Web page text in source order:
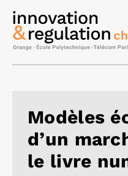
Modèles
d’un
le livre